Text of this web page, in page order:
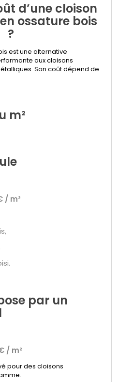
d’une cloison
ossature bois
?
est une alternative
aux cloisons
Son coût dépend de
m²
/ m²
par un
/ m²
pour des cloisons